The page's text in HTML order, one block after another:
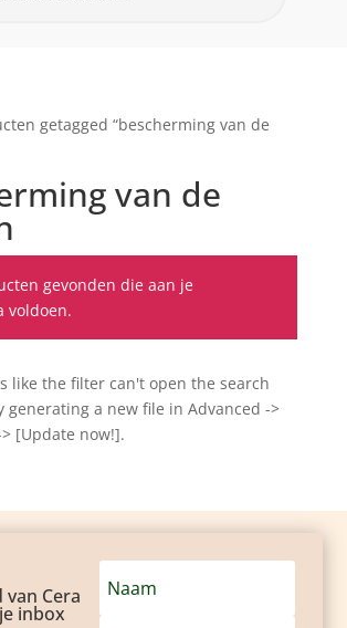
getagged “bescherming van de
van de
gevonden die aan je
voldoen.
like the filter can't open the search
generating a new file in Advanced ->
[Update now!].
van Cera
inbox